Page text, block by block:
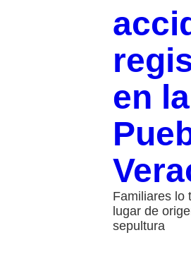
en la
Familiares lo
lugar de
sepultura